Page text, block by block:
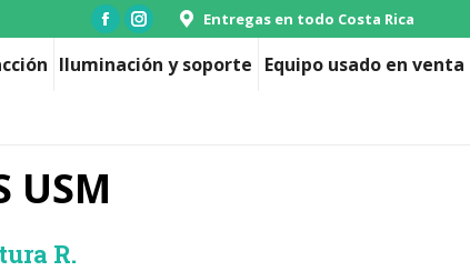
Facebook
page
window
Instagram
page
Entregas en todo Costa Rica
Iluminación y soporte Equipo usado en venta
USM
R.